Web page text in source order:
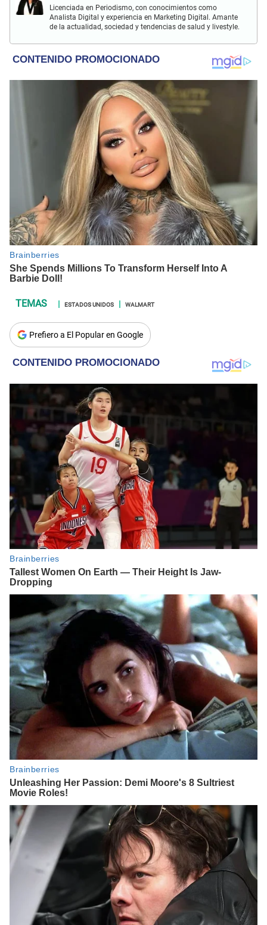
Licenciada en Periodismo, con conocimientos como
Analista Digital y experiencia en Marketing Digital. Amante
de la actualidad, sociedad y tendencias de salud y livestyle.
ESTADOS UNIDOS WALMART
Prefiero a El Popular en Google